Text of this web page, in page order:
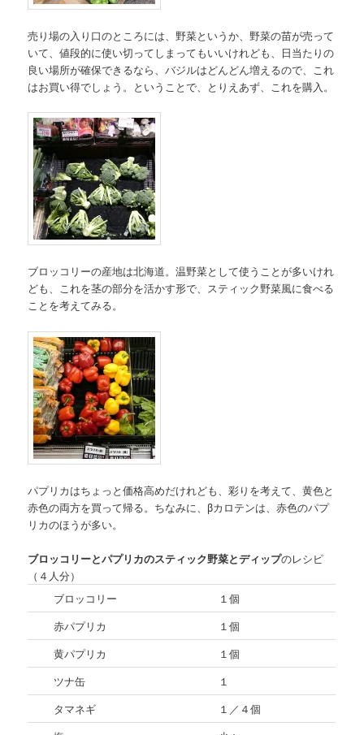
売り場の入り口のところには、野菜というか、野菜の苗が売って
いて、値段的に使い切ってしまってもいいけれども、日当たりの
良い場所が確保できるなら、バジルはどんどん増えるので、これ
はお買い得でしょう。ということで、とりえあず、これを購入。
ブロッコリーの産地は北海道。温野菜として使うことが多いけれ
ども、これを茎の部分を活かす形で、スティック野菜風に食べる
ことを考えてみる。
パプリカはちょっと価格高めだけれども、彩りを考えて、黄色と
赤色の両方を買って帰る。ちなみに、βカロテンは、赤色のパプ
リカのほうが多い。
ブロッコリーとパプリカのスティック野菜とディップのレシピ
（４人分）
ブロッコリー
１個
赤パプリカ
１個
黄パプリカ
１個
ツナ缶
１
タマネギ
１／４個